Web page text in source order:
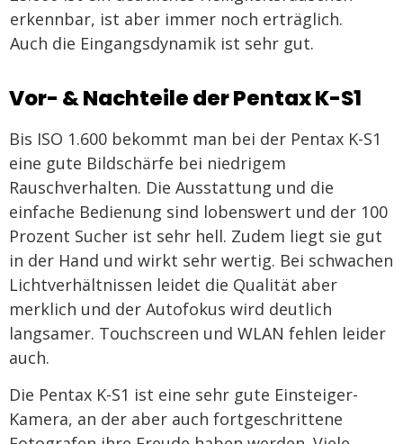
erkennbar, ist aber immer noch erträglich.
Auch die Eingangsdynamik ist sehr gut.
Vor- & Nachteile der Pentax K-S1
Bis ISO 1.600 bekommt man bei der Pentax K-S1
eine gute Bildschärfe bei niedrigem
Rauschverhalten. Die Ausstattung und die
einfache Bedienung sind lobenswert und der 100
Prozent Sucher ist sehr hell. Zudem liegt sie gut
in der Hand und wirkt sehr wertig. Bei schwachen
Lichtverhältnissen leidet die Qualität aber
merklich und der Autofokus wird deutlich
langsamer. Touchscreen und WLAN fehlen leider
auch.
Die Pentax K-S1 ist eine sehr gute Einsteiger-
Kamera, an der aber auch fortgeschrittene